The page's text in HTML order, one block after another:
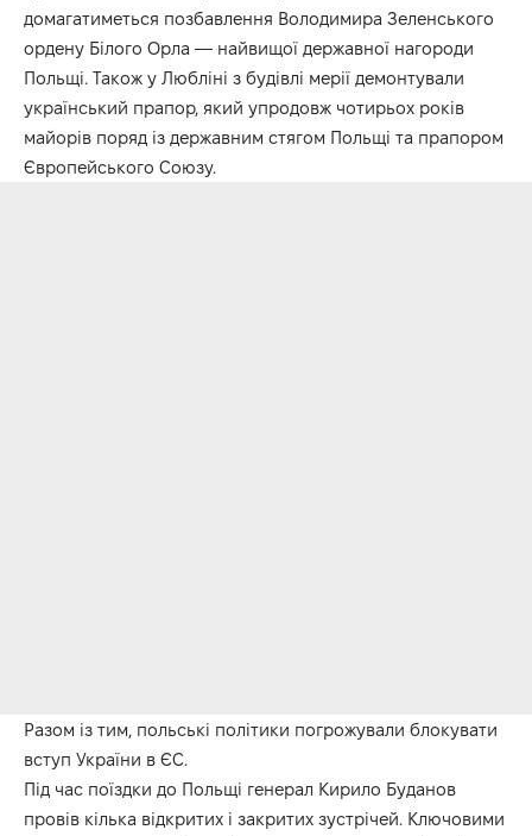
домагатиметься позбавлення Володимира Зеленського
ордену Білого Орла — найвищої державної нагороди
Польщі. Також у Любліні з будівлі мерії демонтували
український прапор, який упродовж чотирьох років
майорів поряд із державним стягом Польщі та прапором
Європейського Союзу.
Разом із тим, польські політики погрожували блокувати
вступ України в ЄС.
Під час поїздки до Польщі генерал Кирило Буданов
провів кілька відкритих і закритих зустрічей. Ключовими